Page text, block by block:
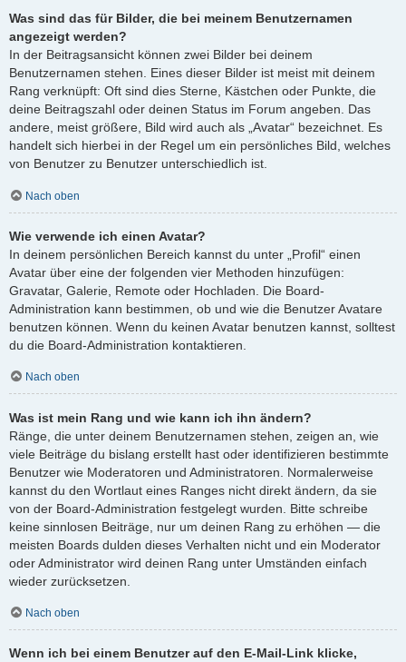
Was sind das für Bilder, die bei meinem Benutzernamen
angezeigt werden?
In der Beitragsansicht können zwei Bilder bei deinem
Benutzernamen stehen. Eines dieser Bilder ist meist mit deinem
Rang verknüpft: Oft sind dies Sterne, Kästchen oder Punkte, die
deine Beitragszahl oder deinen Status im Forum angeben. Das
andere, meist größere, Bild wird auch als „Avatar“ bezeichnet. Es
handelt sich hierbei in der Regel um ein persönliches Bild, welches
von Benutzer zu Benutzer unterschiedlich ist.
Nach oben
Wie verwende ich einen Avatar?
In deinem persönlichen Bereich kannst du unter „Profil“ einen
Avatar über eine der folgenden vier Methoden hinzufügen:
Gravatar, Galerie, Remote oder Hochladen. Die Board-
Administration kann bestimmen, ob und wie die Benutzer Avatare
benutzen können. Wenn du keinen Avatar benutzen kannst, solltest
du die Board-Administration kontaktieren.
Nach oben
Was ist mein Rang und wie kann ich ihn ändern?
Ränge, die unter deinem Benutzernamen stehen, zeigen an, wie
viele Beiträge du bislang erstellt hast oder identifizieren bestimmte
Benutzer wie Moderatoren und Administratoren. Normalerweise
kannst du den Wortlaut eines Ranges nicht direkt ändern, da sie
von der Board-Administration festgelegt wurden. Bitte schreibe
keine sinnlosen Beiträge, nur um deinen Rang zu erhöhen — die
meisten Boards dulden dieses Verhalten nicht und ein Moderator
oder Administrator wird deinen Rang unter Umständen einfach
wieder zurücksetzen.
Nach oben
Wenn ich bei einem Benutzer auf den E-Mail-Link klicke,